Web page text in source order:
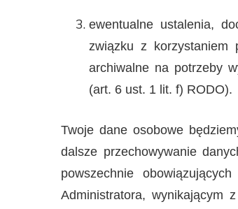
ewentualne ustalenia,
związku z
archiwalne na potrzeby
(art. 6 ust. 1 lit. f) RODO).
Twoje dane osobowe
dalsze przechowywanie
powszechnie
Administratora, wynikającym